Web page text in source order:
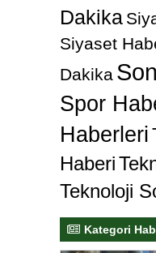
Dakika
Siyaset
Dakika
Spor
Haberleri
Haberi
Teknoloji
Kategori